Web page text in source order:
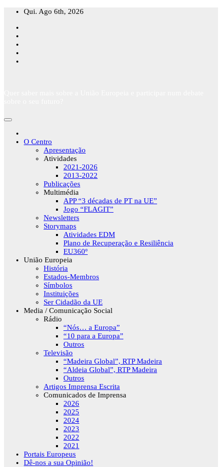
Skip
content
Qui. Ago 6th, 2026
O Centro
Apresentação
Atividades
2021-2026
2013-2022
Publicações
Multimédia
APP “3 décadas de PT na UE”
Jogo “FLAGIT”
Newsletters
Storymaps
Atividades EDM
Plano de Recuperação e Resiliência
EU360º
União Europeia
História
Estados-Membros
Símbolos
Instituições
Ser Cidadão da UE
Media / Comunicação Social
Rádio
“Nós… a Europa”
“10 para a Europa”
Outros
Televisão
“Madeira Global”, RTP Madeira
“Aldeia Global”, RTP Madeira
Outros
Artigos Imprensa Escrita
Comunicados de Imprensa
2026
2025
2024
2023
2022
2021
Portais Europeus
Dê-nos a sua Opinião!